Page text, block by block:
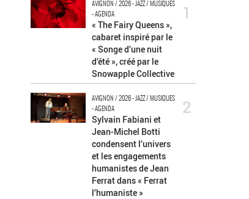
AVIGNON / 2026 - JAZZ / MUSIQUES
- AGENDA
« The Fairy Queens »,
cabaret inspiré par le
« Songe d’une nuit
d’été », créé par le
Snowapple Collective
1
AVIGNON / 2026 - JAZZ / MUSIQUES
- AGENDA
Sylvain Fabiani et
Jean-Michel Botti
condensent l’univers
et les engagements
humanistes de Jean
Ferrat dans « Ferrat
l’humaniste »
2